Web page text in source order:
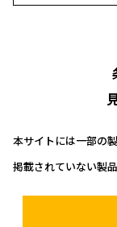
本サイトには一部の
掲載されていない製